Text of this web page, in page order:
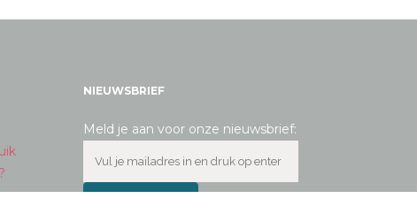
NIEUWSBRIEF
Meld je aan voor onze nieuwsbrief: